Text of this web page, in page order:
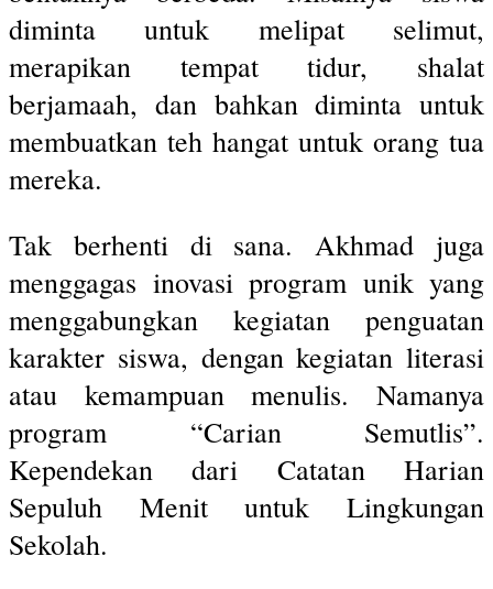
diminta untuk melipat selimut,
merapikan tempat tidur, shalat
berjamaah, dan bahkan diminta untuk
membuatkan teh hangat untuk orang tua
mereka.
Tak berhenti di sana. Akhmad juga
menggagas inovasi program unik yang
menggabungkan kegiatan penguatan
karakter siswa, dengan kegiatan literasi
atau kemampuan menulis. Namanya
program “Carian Semutlis”.
Kependekan dari Catatan Harian
Sepuluh Menit untuk Lingkungan
Sekolah.